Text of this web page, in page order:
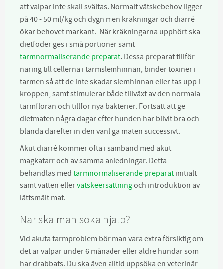
att valpar inte skall svältas. Normalt vätskebehov ligger
på 40 - 50 ml/kg och dygn men kräkningar och diarré
ökar behovet markant. När kräkningarna upphört ska
dietfoder ges i små portioner samt
tarmnormaliserande preparat. Dessa preparat tillför
näring till cellerna i tarmslemhinnan, binder toxiner i
tarmen så att de inte skadar slemhinnan eller tas upp i
kroppen, samt stimulerar både tillväxt av den normala
tarmfloran och tillför nya bakterier. Fortsätt att ge
dietmaten några dagar efter hunden har blivit bra och
blanda därefter in den vanliga maten successivt.
Akut diarré kommer ofta i samband med akut
magkatarr och av samma anledningar. Detta
behandlas med tarmnormaliserande preparat initialt
samt vatten ellervätskeersättningoch introduktion av
lättsmält mat.
När ska man söka hjälp?
Vid akuta tarmproblem bör man vara extra försiktig om
det är valpar under 6 månader eller äldre hundar som
har drabbats. Du ska även alltid uppsöka en veterinär